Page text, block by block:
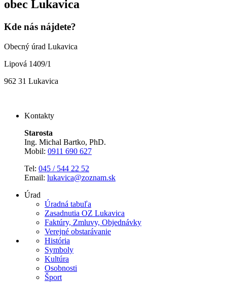
obec Lukavica
Kde nás nájdete?
Obecný úrad Lukavica
Lipová 1409/1
962 31 Lukavica
Kontakty
Starosta
Ing. Michal Bartko, PhD.
Mobil: 0911 690 627
Tel: 045 / 544 22 52
Email: lukavica@zoznam.sk
Úrad
Úradná tabuľa
Zasadnutia OZ Lukavica
Faktúry, Zmluvy, Objednávky
Verejné obstarávanie
História
Symboly
Kultúra
Osobnosti
Šport